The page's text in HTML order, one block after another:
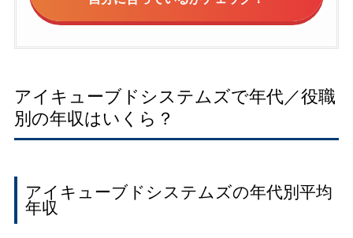
アイキューブドシステムズで年代／役職
別の年収はいくら？
アイキューブドシステムズの年代別平均
年収